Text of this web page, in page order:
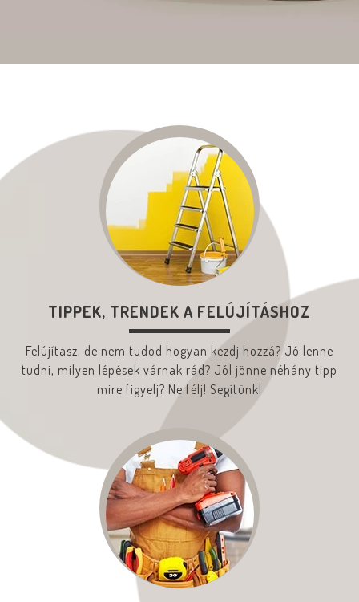
TIPPEK, TRENDEK A FELÚJÍTÁSHOZ
Felújítasz, de nem tudod hogyan kezdj hozzá? Jó lenne
tudni, milyen lépések várnak rád? Jól jönne néhány tipp
mire figyelj? Ne félj! Segítünk!